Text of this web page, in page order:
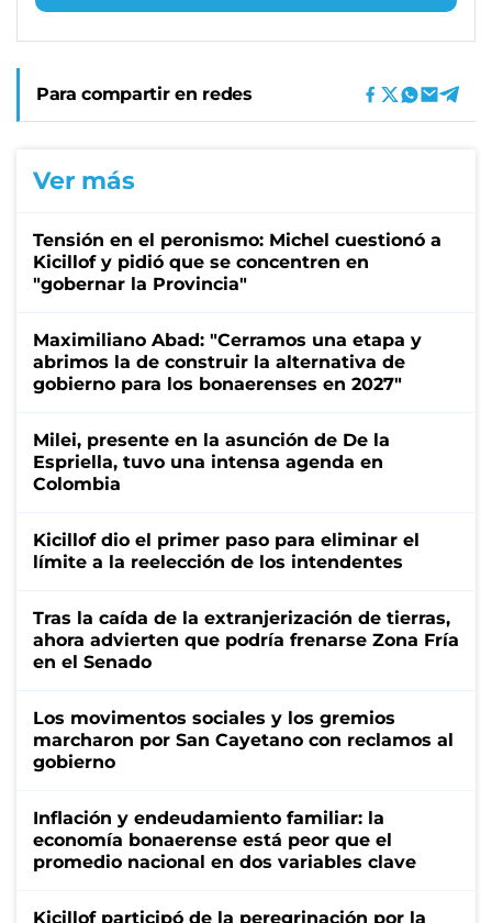
Para compartir en redes
Ver más
Tensión en el peronismo: Michel cuestionó a
Kicillof y pidió que se concentren en
"gobernar la Provincia"
Maximiliano Abad: "Cerramos una etapa y
abrimos la de construir la alternativa de
gobierno para los bonaerenses en 2027"
Milei, presente en la asunción de De la
Espriella, tuvo una intensa agenda en
Colombia
Kicillof dio el primer paso para eliminar el
límite a la reelección de los intendentes
Tras la caída de la extranjerización de tierras,
ahora advierten que podría frenarse Zona Fría
en el Senado
Los movimentos sociales y los gremios
marcharon por San Cayetano con reclamos al
gobierno
Inflación y endeudamiento familiar: la
economía bonaerense está peor que el
promedio nacional en dos variables clave
Kicillof participó de la peregrinación por la